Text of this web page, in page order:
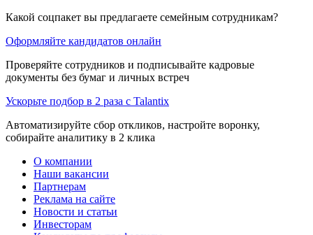
Какой соцпакет вы предлагаете семейным сотрудникам?
Оформляйте кандидатов онлайн
Проверяйте сотрудников и подписывайте кадровые
документы без бумаг и личных встреч
Ускорьте подбор в 2 раза с Talantix
Автоматизируйте сбор откликов, настройте воронку,
собирайте аналитику в 2 клика
О компании
Наши вакансии
Партнерам
Реклама на сайте
Новости и статьи
Инвесторам